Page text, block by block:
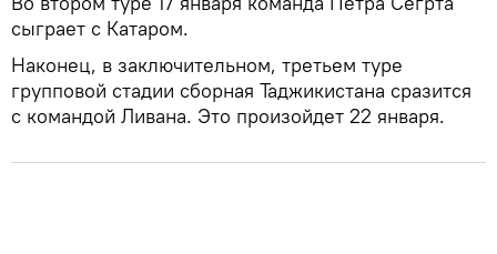
сыграет с Катаром.
Наконец, в заключительном, третьем туре
групповой стадии сборная Таджикистана сразится
с командой Ливана. Это произойдет 22 января.